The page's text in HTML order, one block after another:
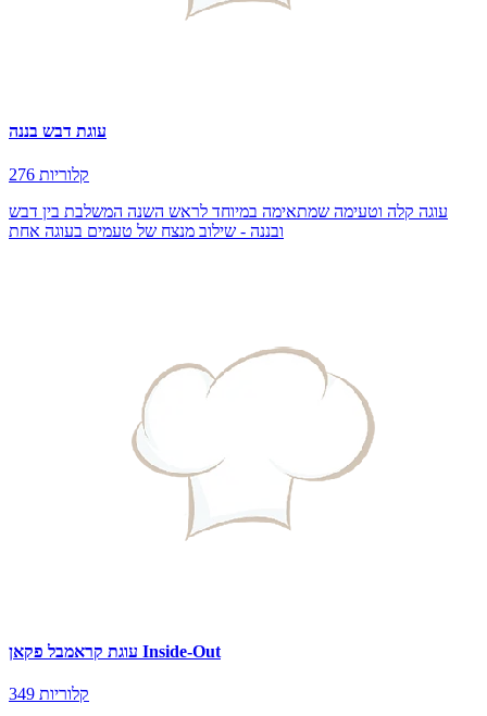
עוגת דבש בננה
276 קלוריות
עוגה קלה וטעימה שמתאימה במיוחד לראש השנה המשלבת בין דבש
ובננה - שילוב מנצח של טעמים בעוגה אחת
עוגת קראמבל פקאן Inside-Out
349 קלוריות